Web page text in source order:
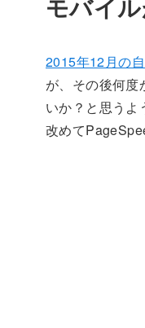
モバイ
2015年12月の
が、その後何度
いか？と思うよ
改めて